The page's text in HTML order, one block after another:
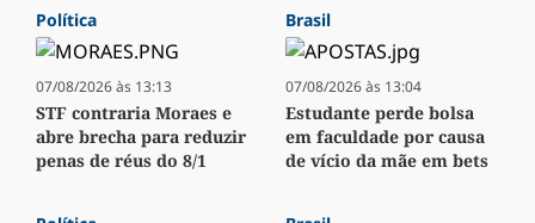
Política
07/08/2026 às 13:13
STF contraria Moraes e
abre brecha para reduzir
penas de réus do 8/1
Brasil
07/08/2026 às 13:04
Estudante perde bolsa
em faculdade por causa
de vício da mãe em bets